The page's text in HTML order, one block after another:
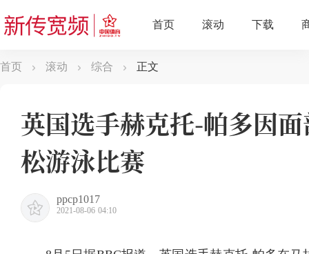
首页 滚动 综合 正文
英国选手赫克托-帕多因
松游泳比赛
ppcp1017
2021-08-06 04:10